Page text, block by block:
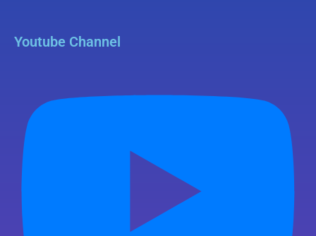
Youtube Channel